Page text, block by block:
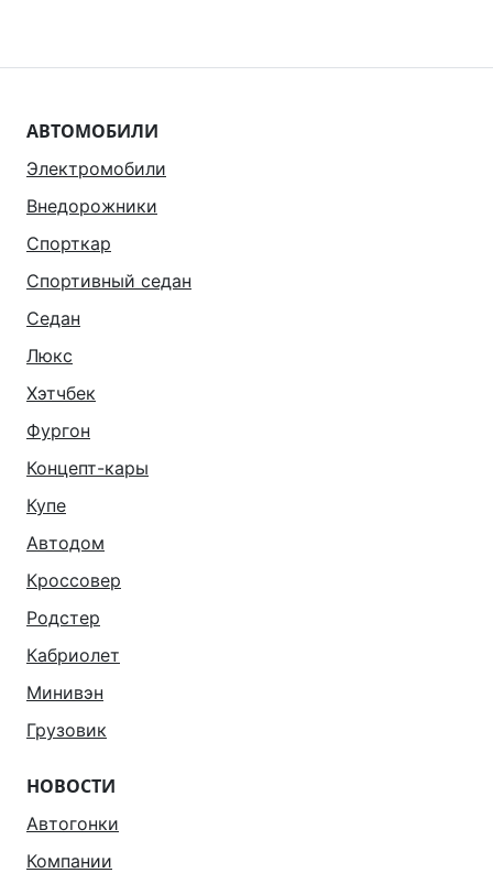
АВТОМОБИЛИ
Электромобили
Внедорожники
Спорткар
Спортивный седан
Седан
Люкс
Хэтчбек
Фургон
Концепт-кары
Купе
Автодом
Кроссовер
Родстер
Кабриолет
Минивэн
Грузовик
НОВОСТИ
Автогонки
Компании